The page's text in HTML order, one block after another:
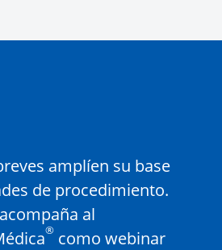
amplíen su base
de procedimiento.
al
® como webinar